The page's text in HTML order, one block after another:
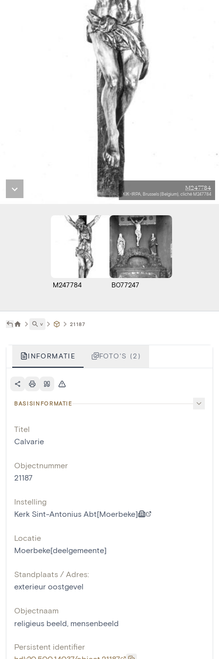
M247784
KIK-IRPA, Brussels (Belgium), cliché M247784
M247784 B077247
˅ 21187
INFORMATIE FOTO'S (2)
BASISINFORMATIE
Titel
Calvarie
Objectnummer
21187
Instelling
Kerk Sint-Antonius Abt[Moerbeke]
Locatie
Moerbeke[deelgemeente]
Standplaats / Adres:
exterieur oostgevel
Objectnaam
religieus beeld, mensenbeeld
Persistent identifier